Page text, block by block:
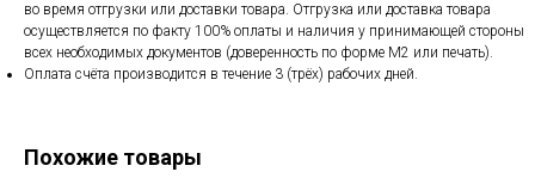
во время отгрузки или доставки товара. Отгрузка или доставка товара
осуществляется по факту 100% оплаты и наличия у принимающей стороны
всех необходимых документов (доверенность по форме М2 или печать).
Оплата счёта производится в течение 3 (трёх) рабочих дней.
Похожие товары